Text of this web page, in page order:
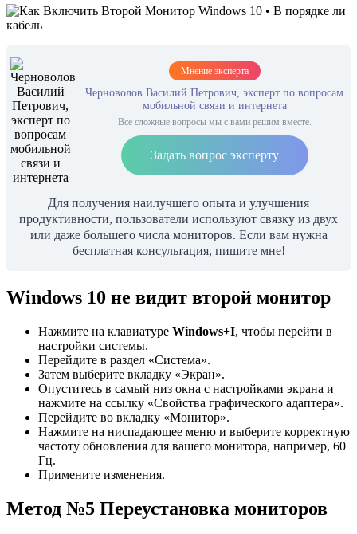
Мнение эксперта
Черноволов Василий Петрович, эксперт по вопросам
мобильной связи и интернета
Все сложные вопросы мы с вами решим вместе.
Задать вопрос эксперту
Для получения наилучшего опыта и улучшения
продуктивности, пользователи используют связку из двух
или даже большего числа мониторов. Если вам нужна
бесплатная консультация, пишите мне!
Windows 10 не видит второй монитор
Нажмите на клавиатуре Windows+I, чтобы перейти в
настройки системы.
Перейдите в раздел «Система».
Затем выберите вкладку «Экран».
Опуститесь в самый низ окна с настройками экрана и
нажмите на ссылку «Свойства графического адаптера».
Перейдите во вкладку «Монитор».
Нажмите на ниспадающее меню и выберите корректную
частоту обновления для вашего монитора, например, 60
Гц.
Примените изменения.
Метод №5 Переустановка мониторов